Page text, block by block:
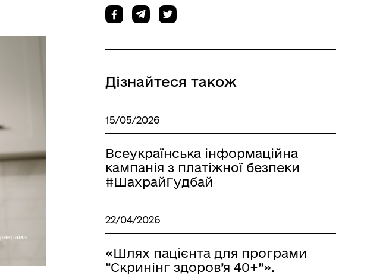
Дізнайтеся також
15/05/2026
Всеукраїнська інформаційна
кампанія з платіжної безпеки
#ШахрайГудбай
22/04/2026
«Шлях пацієнта для програми
“Скринінг здоров’я 40+”».